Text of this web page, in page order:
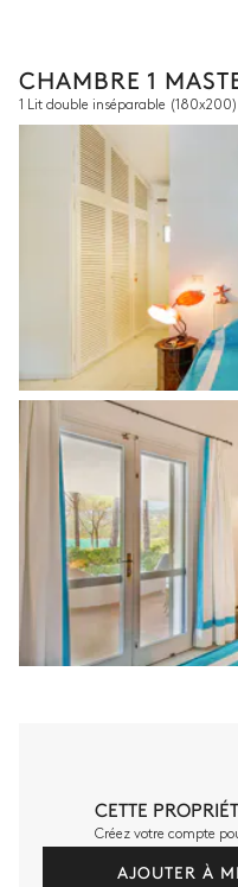
CHAMBRE 1
1 Lit double inséparable (180x200)
CETTE
Créez votre compte
AJOUTER À